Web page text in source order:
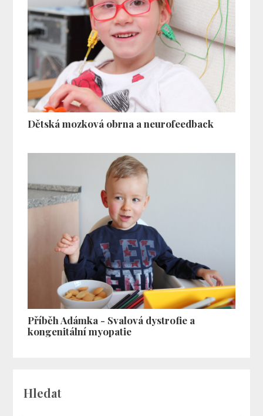
Dětská mozková obrna a neurofeedback
Příběh Adámka - Svalová dystrofie a
kongenitální myopatie
Hledat